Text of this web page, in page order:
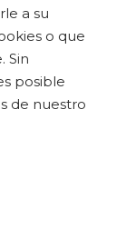
a su
o que
Sin
posible
de nuestro